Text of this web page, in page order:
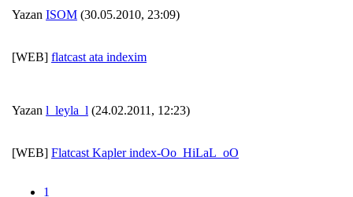
Yazan ISOM (30.05.2010, 23:09)
[WEB] flatcast ata indexim
Yazan l_leyla_l (24.02.2011, 12:23)
[WEB] Flatcast Kapler index-Oo_HiLaL_oO
1